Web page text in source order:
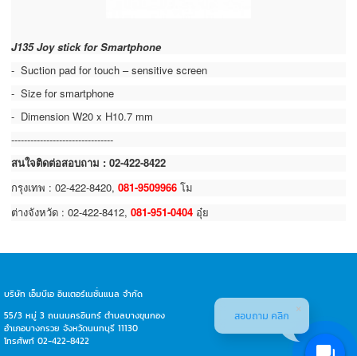
J135 Joy stick for Smartphone
- Suction pad for touch – sensitive screen
- Size for smartphone
- Dimension W20 x H10.7 mm
--------------------------------
สนใจติดต่อสอบถาม : 02-422-8422
กรุงเทพ : 02-422-8420,081-9509966 โม
ต่างจังหวัด : 02-422-8412,081-951-0404 อุ๋ย
บริษัท เอ็มบีเอ อินเตอร์เนชั่นแนล จำกัด
55/3 หมู่ 3 ถนนนครอินทร์ ตำบลบางขุนกอง
อำเภอบางกรวย จังหวัดนนทบุรี 11130
โทรศัพท์ 02-422-8422
สอบถาม คลิก